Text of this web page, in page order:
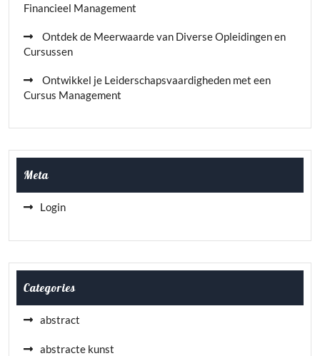
Financieel Management
Ontdek de Meerwaarde van Diverse Opleidingen en
Cursussen
Ontwikkel je Leiderschapsvaardigheden met een
Cursus Management
Meta
Login
Categories
abstract
abstracte kunst